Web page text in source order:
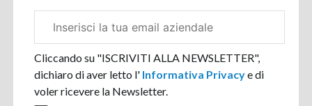
aziendale
Cliccando su "ISCRIVITI ALLA NEWSLETTER",
dichiaro di aver letto l' Informativa Privacye di
voler ricevere la Newsletter.